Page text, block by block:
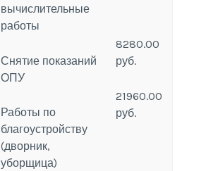
вычислительные
работы
Снятие показаний
ОПУ
Работы по
благоустройству
(дворник,
уборщица)
8280.00
руб.
21960.00
руб.